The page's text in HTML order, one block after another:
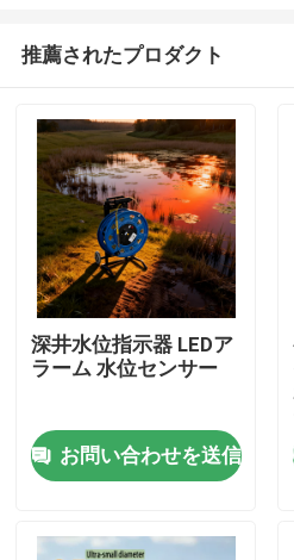
ホーム
製品
推薦されたプロダクト
深井水位指示器 LEDア
ラーム 水位センサー
お問い合わせを送信